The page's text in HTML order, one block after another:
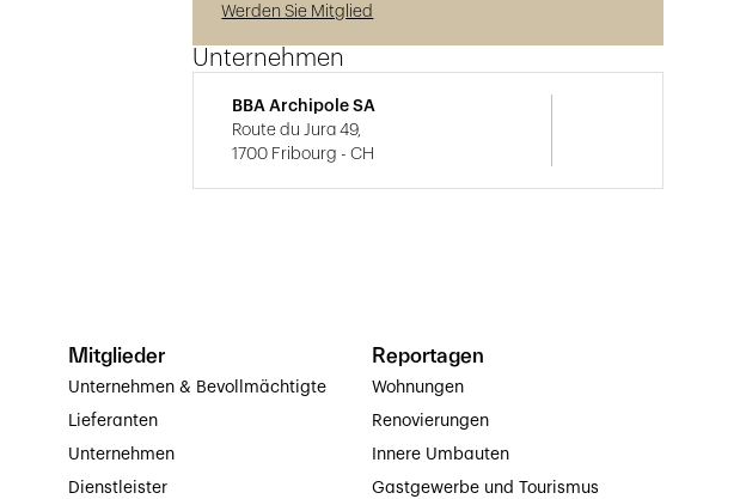
Werden Sie Mitglied
Unternehmen
BBA Archipole SA
Route du Jura 49,
1700 Fribourg - CH
Mitglieder
Unternehmen & Bevollmächtigte
Lieferanten
Unternehmen
Dienstleister
Reportagen
Wohnungen
Renovierungen
Innere Umbauten
Gastgewerbe und Tourismus